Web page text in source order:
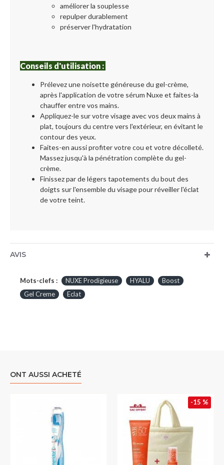
améliorer la souplesse
repulper durablement
préserver l'hydratation
Conseils d'utilisation :
Prélevez une noisette généreuse du gel-crème,
après l'application de votre sérum Nuxe et faites-la
chauffer entre vos mains.
Appliquez-le sur votre visage avec vos deux mains à
plat, toujours du centre vers l'extérieur, en évitant le
contour des yeux.
Faites-en aussi profiter votre cou et votre décolleté.
Massez jusqu'à la pénétration complète du gel-
crème.
Finissez par de légers tapotements du bout des
doigts sur l'ensemble du visage pour réveiller l'éclat
de votre teint.
AVIS
Mots-clefs : NUXE Prodigieuse HYALU
Boost
Gel Creme
Eclat
ONT AUSSI ACHETÉ
-15 %